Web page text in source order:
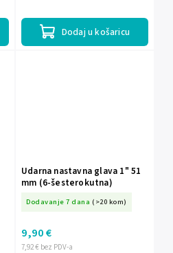
Dodaj u košaricu
Udarna nastavna glava 1" 51
mm (6-šesterokutna)
Dodavanje 7 dana (>20 kom)
7,92 € bez PDV-a
9,90 €